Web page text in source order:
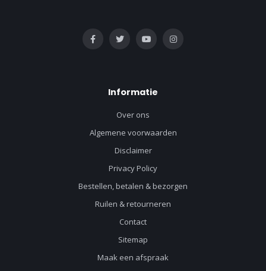
Informatie
Over ons
Algemene voorwaarden
Disclaimer
Privacy Policy
Bestellen, betalen & bezorgen
Ruilen & retourneren
Contact
Sitemap
Maak een afspraak